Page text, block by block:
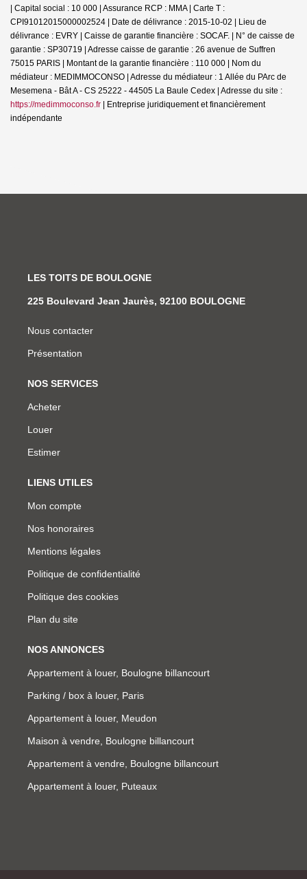
| Capital social : 10 000 | Assurance RCP : MMA | Carte T :
CPI91012015000002524 | Date de délivrance : 2015-10-02 | Lieu de
délivrance : EVRY | Caisse de garantie financière : SOCAF. | N° de caisse de
garantie : SP30719 | Adresse caisse de garantie : 26 avenue de Suffren
75015 PARIS | Montant de la garantie financière : 110 000 | Nom du
médiateur : MEDIMMOCONSO | Adresse du médiateur : 1 Allée du PArc de
Mesemena - Bât A - CS 25222 - 44505 La Baule Cedex | Adresse du site :
https://medimmoconso.fr | Entreprise juridiquement et financièrement
indépendante
LES TOITS DE BOULOGNE
225 Boulevard Jean Jaurès, 92100 BOULOGNE
Nous contacter
Présentation
NOS SERVICES
Acheter
Louer
Estimer
LIENS UTILES
Mon compte
Nos honoraires
Mentions légales
Politique de confidentialité
Politique des cookies
Plan du site
NOS ANNONCES
Appartement à louer, Boulogne billancourt
Parking / box à louer, Paris
Appartement à louer, Meudon
Maison à vendre, Boulogne billancourt
Appartement à vendre, Boulogne billancourt
Appartement à louer, Puteaux